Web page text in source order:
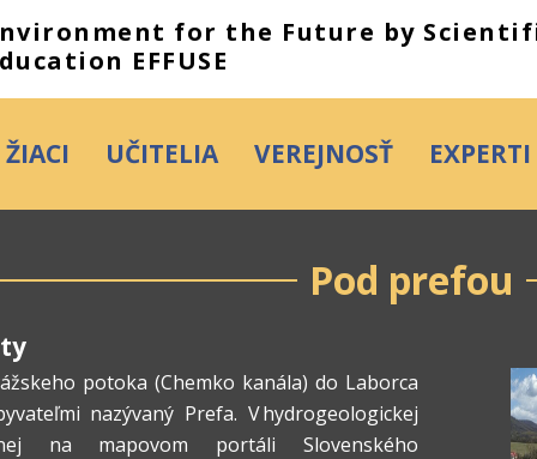
for the Future by
EFFUSE
ŽIACI UČITELIA VEREJNOSŤ EXPERTI
Pod prefou
potoka (Chemko kanála) do Laborca
nazývaný Prefa. V hydrogeologickej
na mapovom portáli Slovenského